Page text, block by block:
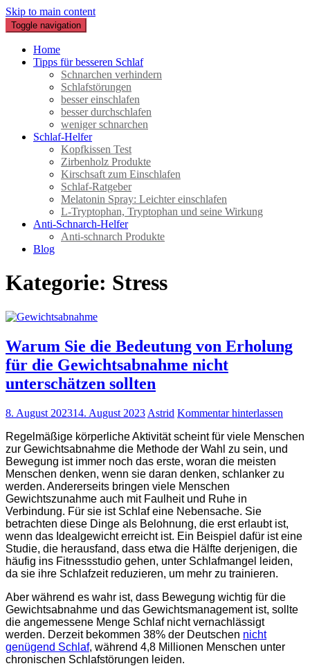
Skip to main content
Schnarchen verhindern – besser schlafen
Toggle navigation
Home
Tipps für besseren Schlaf
Schnarchen verhindern
Schlafstörungen
besser einschlafen
besser durchschlafen
weniger schnarchen
Schlaf-Helfer
Kopfkissen Test
Zirbenholz Produkte
Kirschsaft zum Einschlafen
Schlaf-Ratgeber
Melatonin Spray: Leichter einschlafen
L-Tryptophan, Tryptophan und seine Wirkung
Anti-Schnarch-Helfer
Anti-schnarch Produkte
Blog
Kategorie: Stress
Warum Sie die Bedeutung von Erholung
für die Gewichtsabnahme nicht
unterschätzen sollten
8. August 202314. August 2023 Astrid Kommentar hinterlassen
Regelmäßige körperliche Aktivität scheint für viele Menschen
zur Gewichtsabnahme die Methode der Wahl zu sein, und
Bewegung ist immer noch das erste, woran die meisten
Menschen denken, wenn sie daran denken, schlanker zu
werden. Andererseits bringen viele Menschen
Gewichtszunahme auch mit Faulheit und Ruhe in
Verbindung. Für sie ist Schlaf eine Nebensache. Sie
betrachten diese Dinge als Belohnung, die erst erlaubt ist,
wenn das Idealgewicht erreicht ist. Ein Beispiel dafür ist eine
Studie, die herausfand, dass etwa die Hälfte derjenigen, die
häufig ins Fitnessstudio gehen, unter Schlafmangel leiden,
da sie ihre Schlafzeit reduzieren, um mehr zu trainieren.
Aber während es wahr ist, dass Bewegung wichtig für die
Gewichtsabnahme und das Gewichtsmanagement ist, sollte
die angemessene Menge Schlaf nicht vernachlässigt
werden. Derzeit bekommen 38% der Deutschen nicht
genügend Schlaf, während 4,8 Millionen Menschen unter
chronischen Schlafstörungen leiden.